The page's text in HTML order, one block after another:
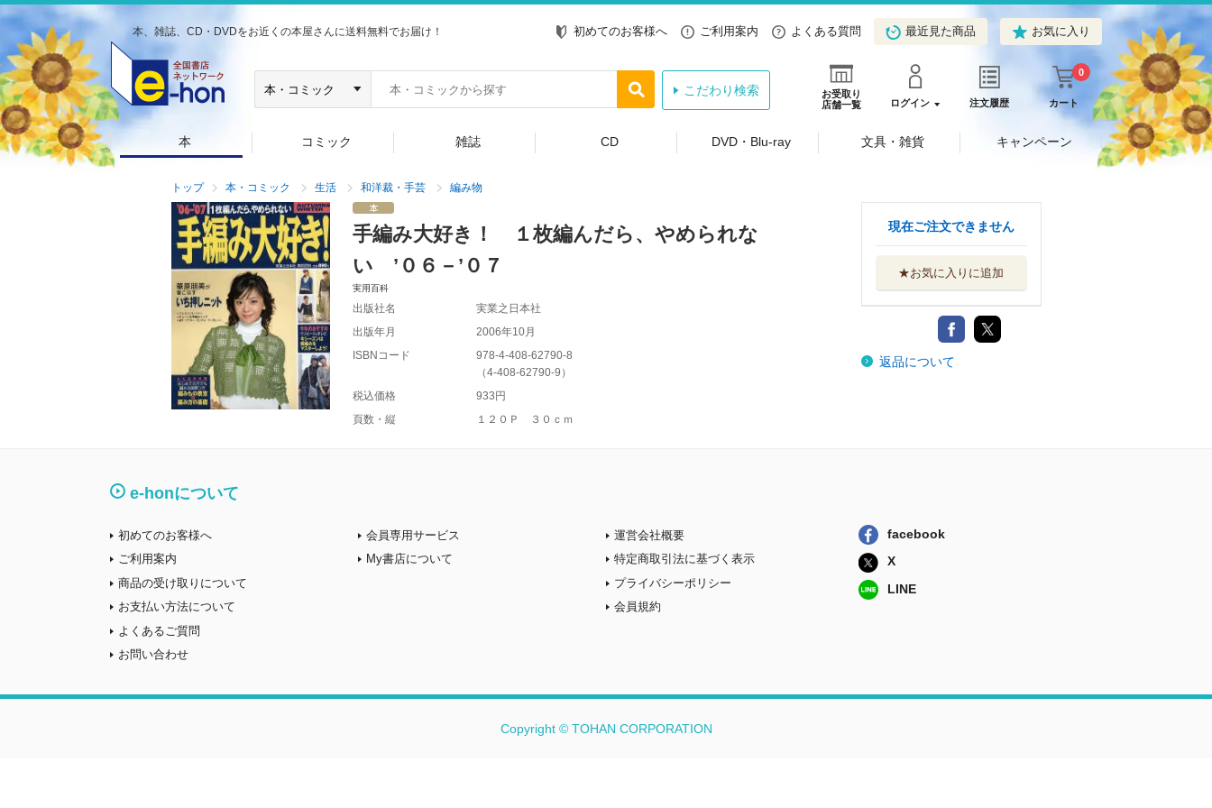
本、雑誌、CD・DVDをお近くの本屋さんに送料無料でお届け！ 初めてのお客様へ ご利用案内 よくある質問 最近見た商品 お気に入り
お受取り
店舗一覧
ログイン 注文履歴 カート
0
こだわり検索
本 コミック 雑誌 CD DVD・Blu-ray 文具・雑貨 キャンペーン
トップ 本・コミック 生活 和洋裁・手芸 編み物
手編み大好き！ １枚編んだら、やめられな
い ’０６－’０７
実用百科
出版社名
実業之日本社
出版年月
2006年10月
ISBNコード
978-4-408-62790-8
（4-408-62790-9 ）
税込価格
933円
頁数・縦
１２０Ｐ ３０ｃｍ
現在ご注文できません
★お気に入りに追加
返品について
e-honについて
初めてのお客様へ
ご利用案内
商品の受け取りについて
お支払い方法について
よくあるご質問
お問い合わせ
会員専用サービス
My書店について
運営会社概要
特定商取引法に基づく表示
プライバシーポリシー
会員規約
facebook
X
LINE
Copyright © TOHAN CORPORATION